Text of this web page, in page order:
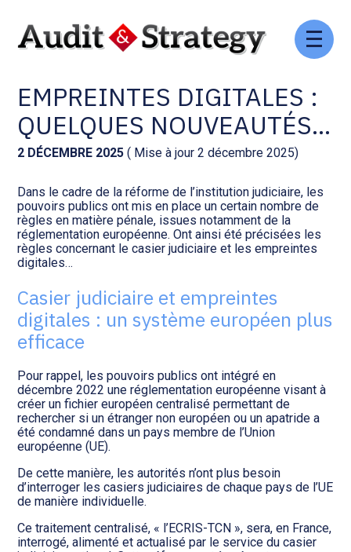
Aller
Comptabilité et conseil
Social et ressources humaines
Assistance juridique
Audit légal
Gestion de patrimoine
Procédures collectives
Transition numérique
Gestion des documents : ISuite
Tenue de votre comptabilité :
ACD
Facturation et pilotage :
Facturation et pilotage : MEG
Analyse et tableau de bord :
WAIBI
Gérer vos ressources
humaines : SILAE
EMPREINTES DIGITALES :
QUELQUES NOUVEAUTÉS…
2 DÉCEMBRE 2025 ( Mise à jour 2 décembre 2025)
Dans le cadre de la réforme de l’institution judiciaire, les
pouvoirs publics ont mis en place un certain nombre de
règles en matière pénale, issues notamment de la
réglementation européenne. Ont ainsi été précisées les
règles concernant le casier judiciaire et les empreintes
digitales…
Casier judiciaire et empreintes
digitales : un système européen plus
efficace
Pour rappel, les pouvoirs publics ont intégré en
décembre 2022 une réglementation européenne visant à
créer un fichier européen centralisé permettant de
rechercher si un étranger non européen ou un apatride a
été condamné dans un pays membre de l’Union
européenne (UE).
De cette manière, les autorités n’ont plus besoin
d’interroger les casiers judiciaires de chaque pays de l’UE
de manière individuelle.
Ce traitement centralisé, « l’ECRIS-TCN », sera, en France,
interrogé, alimenté et actualisé par le service du casier